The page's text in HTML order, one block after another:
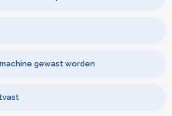
gewast worden